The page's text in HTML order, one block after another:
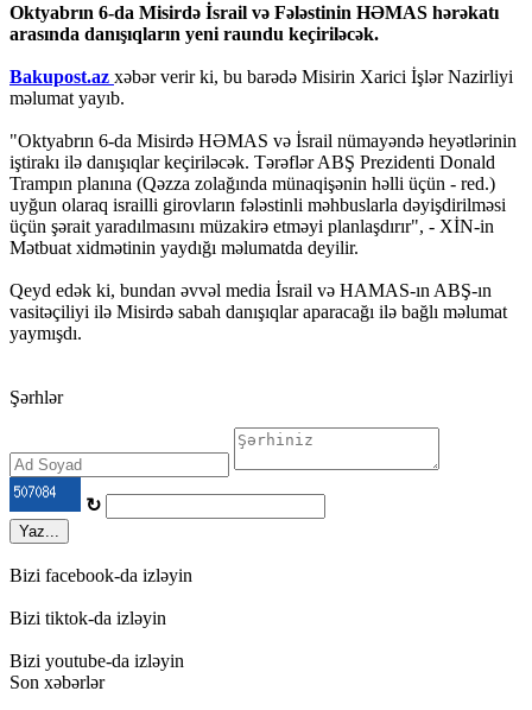
Oktyabrın 6-da Misirdə İsrail və Fələstinin HƏMAS hərəkatı
arasında danışıqların yeni raundu keçiriləcək.
Bakupost.az xəbər verir ki, bu barədə Misirin Xarici İşlər Nazirliyi
məlumat yayıb.
"Oktyabrın 6-da Misirdə HƏMAS və İsrail nümayəndə heyətlərinin
iştirakı ilə danışıqlar keçiriləcək. Tərəflər ABŞ Prezidenti Donald
Trampın planına (Qəzza zolağında münaqişənin həlli üçün - red.)
uyğun olaraq israilli girovların fələstinli məhbuslarla dəyişdirilməsi
üçün şərait yaradılmasını müzakirə etməyi planlaşdırır", - XİN-in
Mətbuat xidmətinin yaydığı məlumatda deyilir.
Qeyd edək ki, bundan əvvəl media İsrail və HAMAS-ın ABŞ-ın
vasitəçiliyi ilə Misirdə sabah danışıqlar aparacağı ilə bağlı məlumat
yaymışdı.
Şərhlər
↻
Yaz...
Bizi facebook-da izləyin
Bizi tiktok-da izləyin
Bizi youtube-da izləyin
Son xəbərlər